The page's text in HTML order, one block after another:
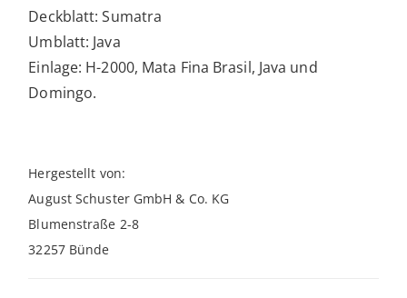
Deckblatt: Sumatra
Umblatt: Java
Einlage: H-2000, Mata Fina Brasil, Java und
Domingo.
Hergestellt von:
August Schuster GmbH & Co. KG
Blumenstraße 2-8
32257 Bünde